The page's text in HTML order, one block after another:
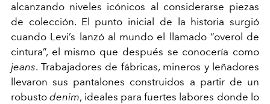
alcanzando niveles icónicos al considerarse piezas
de colección. El punto inicial de la historia surgió
cuando Levi’s lanzó al mundo el llamado “overol de
cintura”, el mismo que después se conocería como
jeans. Trabajadores de fábricas, mineros y leñadores
llevaron sus pantalones construidos a partir de un
robustodenim, ideales para fuertes labores donde lo